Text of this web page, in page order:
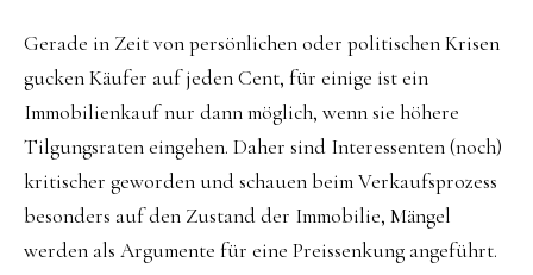
Gerade in Zeit von persönlichen oder politischen Krisen
gucken Käufer auf jeden Cent, für einige ist ein
Immobilienkauf nur dann möglich, wenn sie höhere
Tilgungsraten eingehen. Daher sind Interessenten (noch)
kritischer geworden und schauen beim Verkaufsprozess
besonders auf den Zustand der Immobilie, Mängel
werden als Argumente für eine Preissenkung angeführt.